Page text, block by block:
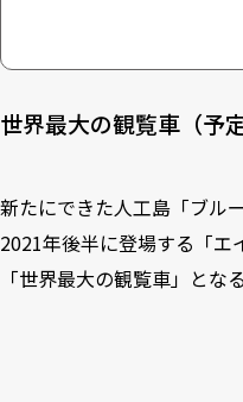
世界最大の観覧車（予
新たにできた人工島「ブル
2021年後半に登場する「エ
「世界最大の観覧車」とな